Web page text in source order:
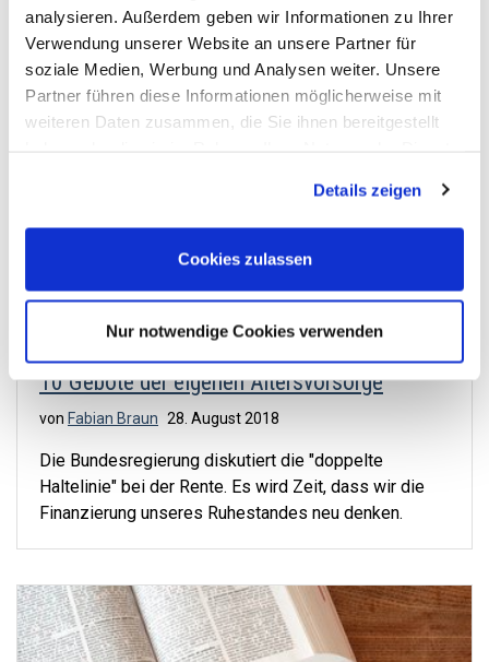
analysieren. Außerdem geben wir Informationen zu Ihrer
Verwendung unserer Website an unsere Partner für
soziale Medien, Werbung und Analysen weiter. Unsere
Partner führen diese Informationen möglicherweise mit
weiteren Daten zusammen, die Sie ihnen bereitgestellt
Cookies, wenn Sie unsere Webseite weiterhin nutzen.
Details zeigen
Cookies zulassen
Nur notwendige Cookies verwenden
vonFabian Braun 15. September 2018
Am 15. September 2008 mußte die amerikanische
Investmentbank Lehman Brothers in Folge der US-
amerikanischen Immobilienkrise die Insolvenz
10 Gebote der eigenen Altersvorsorge
von Fabian Braun 28. August 2018
Die Bundesregierung diskutiert die "doppelte
Haltelinie" bei der Rente. Es wird Zeit, dass wir die
Finanzierung unseres Ruhestandes neu denken.